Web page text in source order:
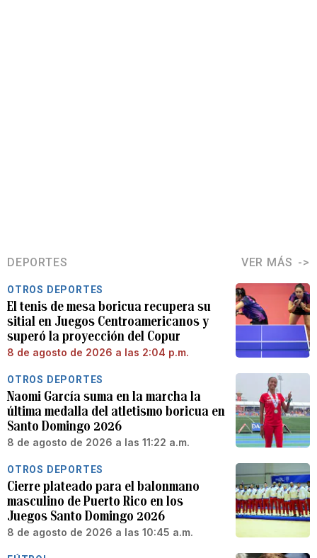
DEPORTES VER MÁS
OTROS DEPORTES
El tenis de mesa boricua recupera su
sitial en Juegos Centroamericanos y
superó la proyección del Copur
8 de agosto de 2026 a las 2:04 p.m.
OTROS DEPORTES
Naomi García suma en la marcha la
última medalla del atletismo boricua en
Santo Domingo 2026
8 de agosto de 2026 a las 11:22 a.m.
OTROS DEPORTES
Cierre plateado para el balonmano
masculino de Puerto Rico en los
Juegos Santo Domingo 2026
8 de agosto de 2026 a las 10:45 a.m.